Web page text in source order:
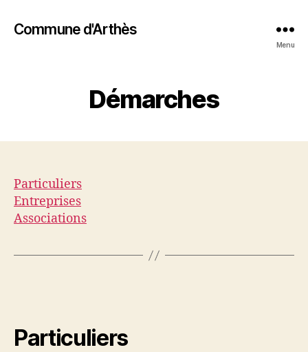
Commune d'Arthès
Menu
Démarches
Particuliers
Entreprises
Associations
Particuliers